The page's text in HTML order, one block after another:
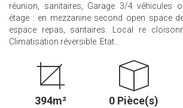
réunion, sanitaires, Garage 3/4 véhicules
étage : en mezzanine second open space
espace repas, santaires. Local re
Climatisation réversible. Etat...
394m² 0 Pièce(s)